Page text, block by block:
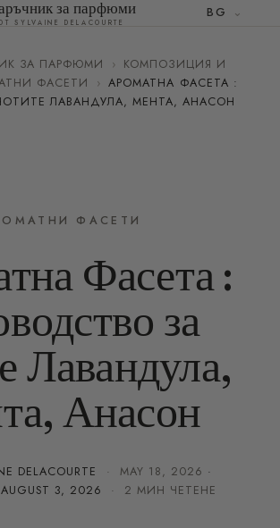
за парфюми
SYLVAINE DELACOURTE
BG
ЗА ПАРФЮМИ › КОМПОЗИЦИЯ И
ФАСЕТИ › АРОМАТНА ФАСЕТА :
ЛАВАНДУЛА, МЕНТА, АНАСОН
ФАСЕТИ
Фасета :
за
Лавандула,
Анасон
DELACOURTE · MAY 18, 2026 ·
AUGUST 3, 2026 · 2 МИН ЧЕТЕНЕ